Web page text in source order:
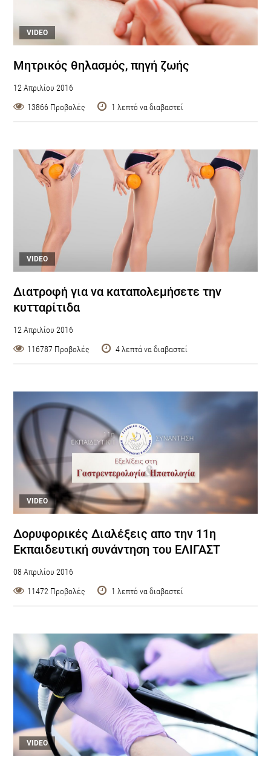
VIDEO
Μητρικός θηλασμός, πηγή ζωής
12 Απριλίου 2016
13866 Προβολές
1 λεπτό να διαβαστεί
VIDEO
Διατροφή για να καταπολεμήσετε την
κυτταρίτιδα
12 Απριλίου 2016
116787 Προβολές
4 λεπτά να διαβαστεί
VIDEO
Δορυφορικές Διαλέξεις απο την 11η
Εκπαιδευτική συνάντηση του ΕΛΙΓΑΣΤ
08 Απριλίου 2016
11472 Προβολές
1 λεπτό να διαβαστεί
VIDEO